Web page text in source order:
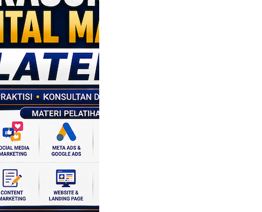
Marketing
Membantu
dan SDM
Kelas
Strategi
memiliki
ekonomi yang
dan Klaten